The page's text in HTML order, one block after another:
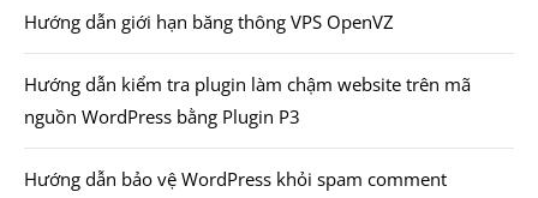
Hướng dẫn giới hạn băng thông VPS OpenVZ
Hướng dẫn kiểm tra plugin làm chậm website trên mã
nguồn WordPress bằng Plugin P3
Hướng dẫn bảo vệ WordPress khỏi spam comment